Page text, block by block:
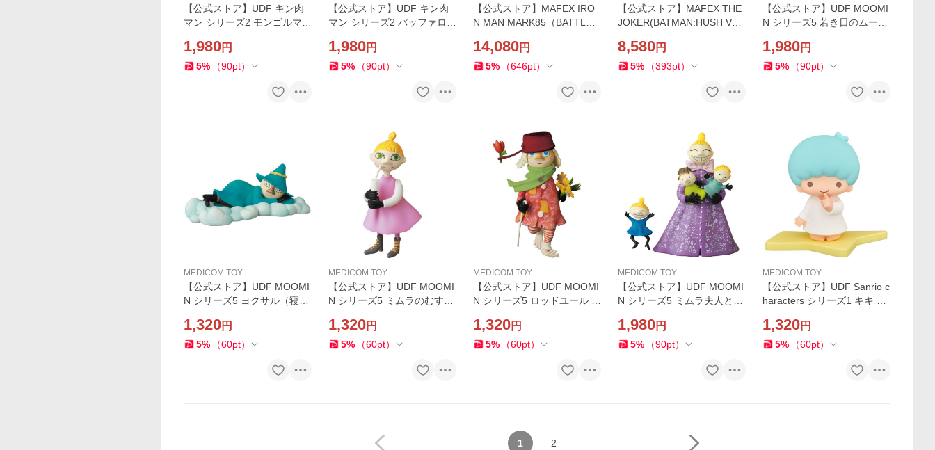
【公式ストア】UDF キン肉
マン シリーズ2 モンゴルマン
ュア 人気 おもちゃ キャラク
ター 玩具 人形 置き物 ギフト
1,980円
5% （90pt）
【公式ストア】UDF キン肉
マン シリーズ2 バッファロー
ィギュア 人気 おもちゃ キャ
ラクター 玩具 人形 置き物 ギ
1,980円
5% （90pt）
【公式ストア】MAFEX IRO
N MAN MARK85（BATTLE
ス フィギュア 人気 おもちゃ
キャラクター 人形 置き物 ギ
14,080円
5% （646pt）
【公式ストア】MAFEX THE
JOKER(BATMAN:HUSH Ver.)
気 おもちゃ キャラクター 人
形 置き物 ギフト 正規店
8,580円
5% （393pt）
【公式ストア】UDF MOOMI
N シリーズ5 若き日のムーミ
ィギュア 人気 おもちゃ キャ
ラクター 玩具 人形 置き物 ギ
1,980円
5% （90pt）
MEDICOM TOY
【公式ストア】UDF MOOMI
N シリーズ5 ヨクサル（寝）
ャラクター 玩具 人形 置き物
ギフト 正規店
1,320円
5% （60pt）
MEDICOM TOY
【公式ストア】UDF MOOMI
N シリーズ5 ミムラのむすめ
ャラクター 玩具 人形 置き物
ギフト 正規店
1,320円
5% （60pt）
MEDICOM TOY
【公式ストア】UDF MOOMI
N シリーズ5 ロッドユール フ
ラクター 玩具 人形 置き物 ギ
フト 正規店
1,320円
5% （60pt）
MEDICOM TOY
【公式ストア】UDF MOOMI
N シリーズ5 ミムラ夫人とリ
もちゃ キャラクター 玩具 人
形 置き物 ギフト 正規店
1,980円
5% （90pt）
MEDICOM TOY
【公式ストア】UDF Sanrio c
haracters シリーズ1 キキ フ
ラクター 玩具 人形 置き物 ギ
フト 正規店
1,320円
5% （60pt）
1 2